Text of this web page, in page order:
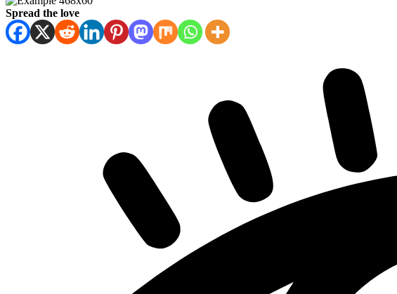
Spread the love